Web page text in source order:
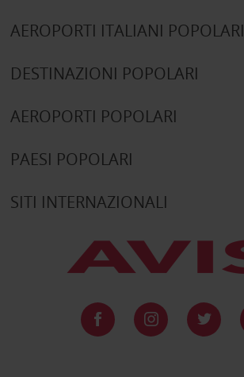
AEROPORTI ITALIANI POPOLARI
DESTINAZIONI POPOLARI
AEROPORTI POPOLARI
PAESI POPOLARI
SITI INTERNAZIONALI